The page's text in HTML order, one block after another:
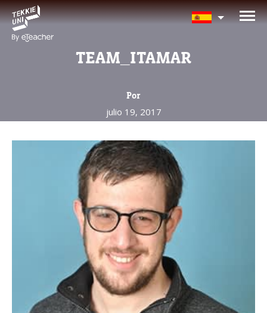
TEAM_ITAMAR
Por
julio 19, 2017
¿Te interesan nuestros
programas?
Nombre completo del padre/madre
La edad de su hijo/a
La edad de su hijo/a
Correo electrónico del padre/madre
Número de celular